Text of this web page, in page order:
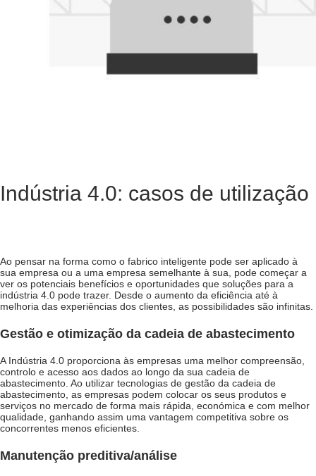
Indústria 4.0: casos de utilização
Ao pensar na forma como o fabrico inteligente pode ser aplicado à
sua empresa ou a uma empresa semelhante à sua, pode começar a
ver os potenciais benefícios e oportunidades que soluções para a
indústria 4.0 pode trazer. Desde o aumento da eficiência até à
melhoria das experiências dos clientes, as possibilidades são infinitas.
Gestão e otimização da cadeia de abastecimento
A Indústria 4.0 proporciona às empresas uma melhor compreensão,
controlo e acesso aos dados ao longo da sua cadeia de
abastecimento. Ao utilizar tecnologias de gestão da cadeia de
abastecimento, as empresas podem colocar os seus produtos e
serviços no mercado de forma mais rápida, económica e com melhor
qualidade, ganhando assim uma vantagem competitiva sobre os
concorrentes menos eficientes.
Manutenção preditiva/análise